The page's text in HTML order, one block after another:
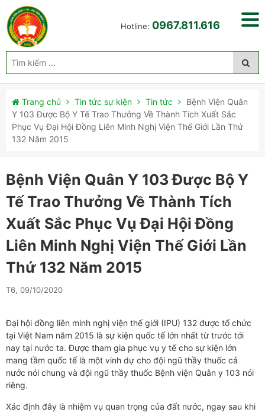
Hotline: 0967.811.616
Trang chủ Tin tức sự kiện Tin tức
Bệnh Viện Quân
Y 103 Được Bộ Y Tế Trao Thưởng Về Thành Tích Xuất Sắc
Phục Vụ Đại Hội Đồng Liên Minh Nghị Viện Thế Giới Lần Thứ
132 Năm 2015
Bệnh Viện Quân Y 103 Được Bộ Y
Tế Trao Thưởng Về Thành Tích
Xuất Sắc Phục Vụ Đại Hội Đồng
Liên Minh Nghị Viện Thế Giới Lần
Thứ 132 Năm 2015
T6, 09/10/2020
Đại hội đồng liên minh nghị viện thế giới (IPU) 132 được tổ chức
tại Việt Nam năm 2015 là sự kiện quốc tế lớn nhất từ trước tới
nay tại nước ta. Được tham gia phục vụ y tế cho sự kiện lớn
mang tầm quốc tế là một vinh dự cho đội ngũ thầy thuốc cả
nước nói chung và đội ngũ thầy thuốc Bệnh viện Quân y 103 nói
riêng.
Xác định đây là nhiệm vụ quan trọng của đất nước, ngay sau khi